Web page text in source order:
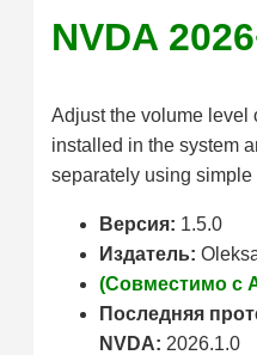
NVDA
Adjust the volume level
installed in the system
separately using simple
Версия: 1.5.0
Издатель:
(Совместимо с
Последняя
NVDA: 2026.1.0